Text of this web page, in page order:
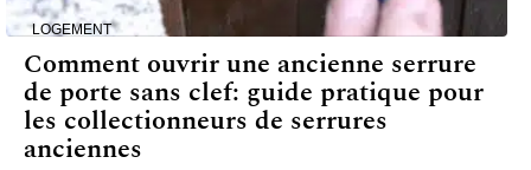
LOGEMENT
Comment ouvrir une ancienne serrure
de porte sans clef: guide pratique pour
les collectionneurs de serrures
anciennes